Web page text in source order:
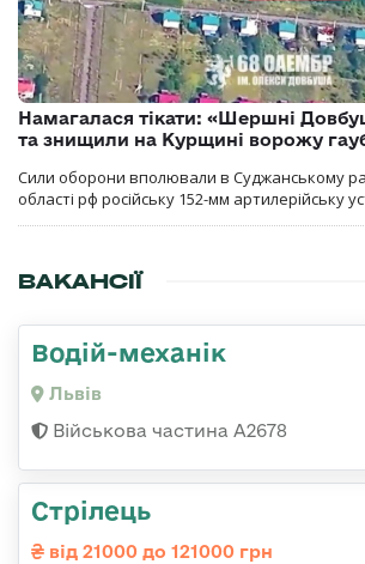
Намагалася тікати: «Шершні
та знищили на Курщині ворожу
Сили оборони вполювали в Суджанському
області рф російську 152-мм артилерійську
ВАКАНСІЇ
Водій-механік
Львів
Військова частина А2678
Стрілець
від 21000 до 121000 грн